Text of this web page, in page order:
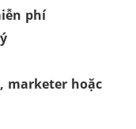
phí
marketer hoặc